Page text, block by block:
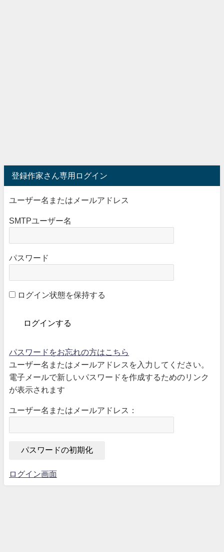
登録作家さん専用ログイン
ユーザー名またはメールアドレス
SMTPユーザー名
パスワード
ログイン状態を保持する
パスワードをお忘れの方はこちら
ユーザー名またはメールアドレスを入力してください。
電子メールで新しいパスワードを作成するためのリンク
が表示されます
ユーザー名またはメールアドレス：
ログイン画面